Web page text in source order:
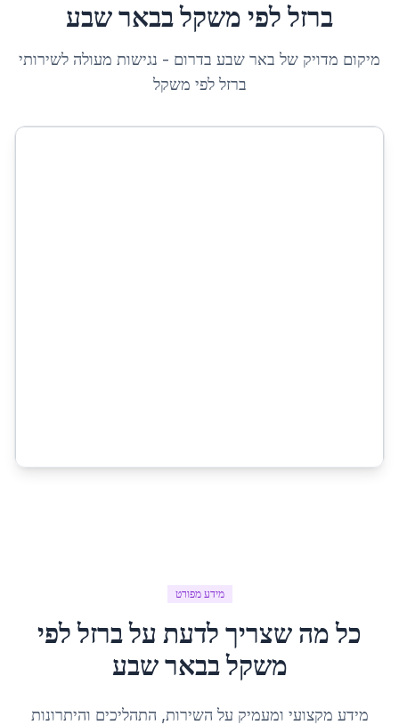
ברזל לפי משקלבבאר שבע
מיקום מדויק של באר שבע בדרום - נגישות מעולה לשירותי
ברזל לפי משקל
מידע מפורט
כל מה שצריך לדעת עלברזל לפי
משקלבבאר שבע
מידע מקצועי ומעמיק על השירות, התהליכים והיתרונות